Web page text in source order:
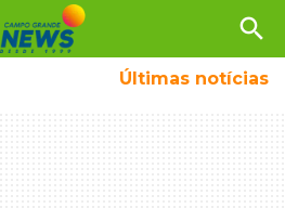
search
Últimas notícias